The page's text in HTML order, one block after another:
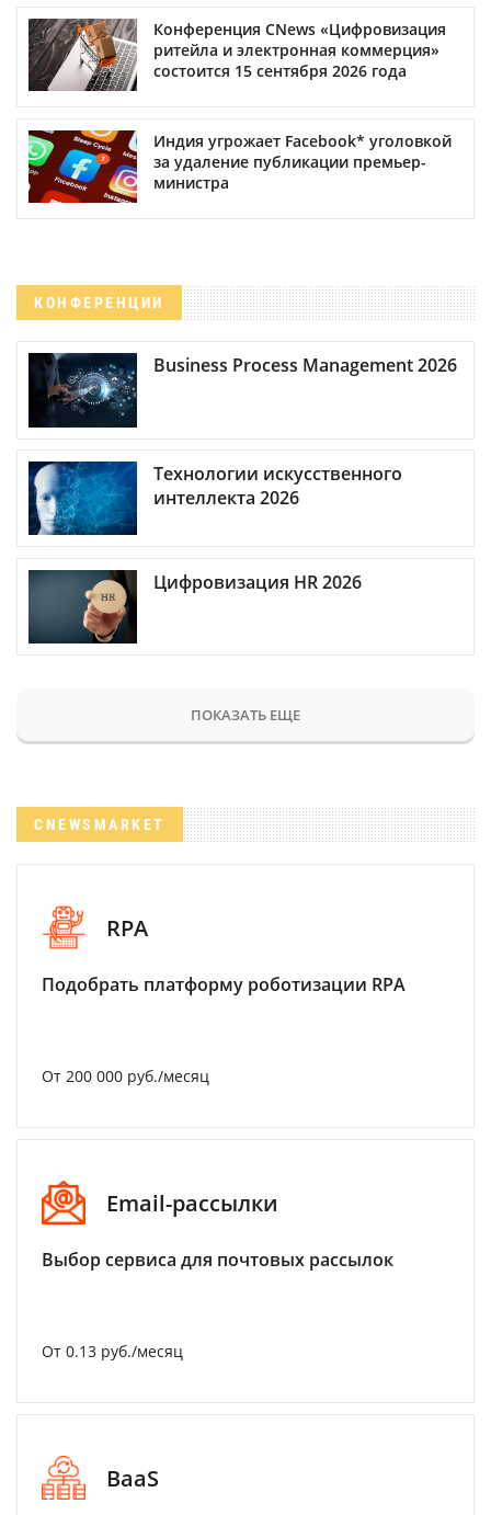
Конференция CNews «Цифровизация
ритейла и электронная коммерция»
состоится 15 сентября 2026 года
Индия угрожает Facebook* уголовкой
за удаление публикации премьер-
министра
КОНФЕРЕНЦИИ
Business Process Management 2026
Технологии искусственного
интеллекта 2026
Цифровизация HR 2026
ПОКАЗАТЬ ЕЩЕ
CNEWSMARKET
RPA
Подобрать платформу роботизации RPA
От 200 000 руб./месяц
Email-рассылки
Выбор сервиса для почтовых рассылок
От 0.13 руб./месяц
BaaS